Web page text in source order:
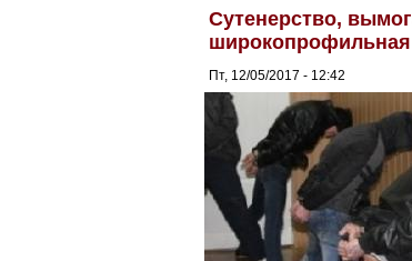
Сутенерство,
Пт, 12/05/2017 - 12:42